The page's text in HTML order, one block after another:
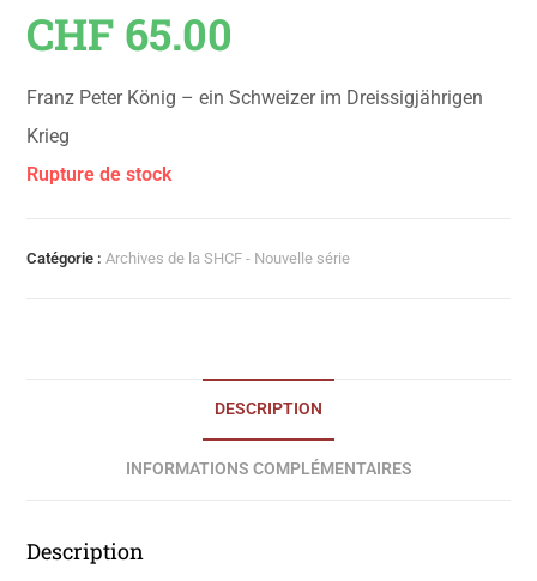
CHF 65.00
Franz Peter König – ein Schweizer im Dreissigjährigen
Krieg
Rupture de stock
Catégorie :Archives de la SHCF - Nouvelle série
DESCRIPTION
INFORMATIONS COMPLÉMENTAIRES
Description